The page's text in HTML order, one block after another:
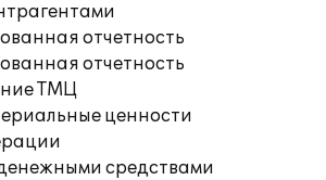
отчетность
отчетность
ТМЦ
ценности
средствами